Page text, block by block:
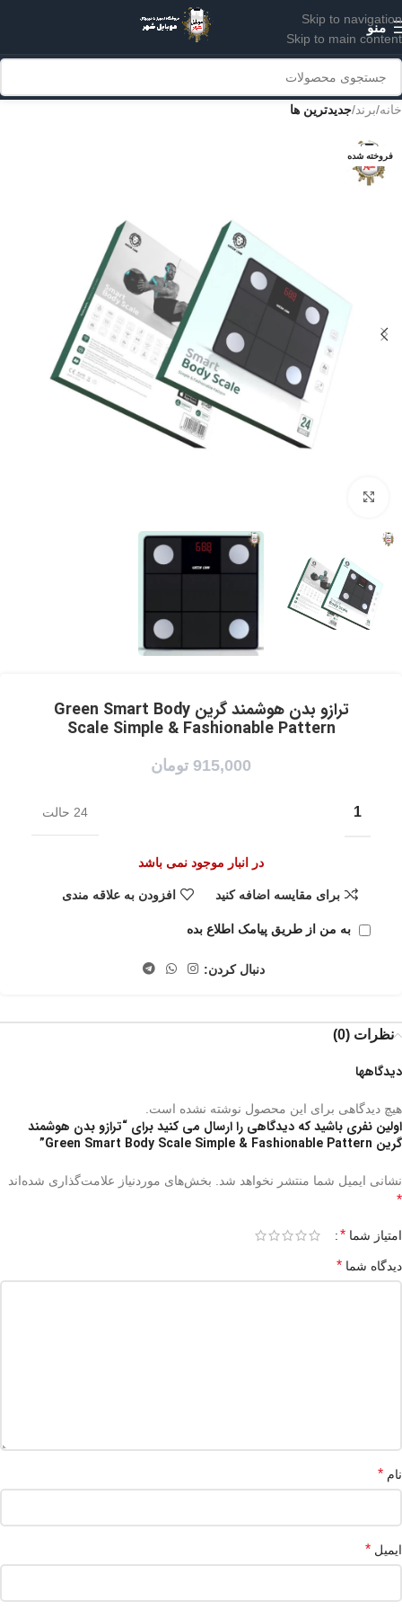
Skip to navigation
Skip to main content
منو
خانه برند جدیدترین ها
فروخته شده
ترازو بدن هوشمند گرین Green Smart Body
Scale Simple & Fashionable Pattern
915,000 تومان
1 24 حالت
در انبار موجود نمی باشد
برای مقایسه اضافه کنید افزودن به علاقه مندی
به من از طریق پیامک اطلاع بده
دنبال کردن:
نظرات (0)
دیدگاهها
هیچ دیدگاهی برای این محصول نوشته نشده است.
اولین نفری باشید که دیدگاهی را ارسال می کنید برای “ترازو بدن هوشمند
گرین Green Smart Body Scale Simple & Fashionable Pattern”
نشانی ایمیل شما منتشر نخواهد شد. بخش‌های موردنیاز علامت‌گذاری شده‌اند
*
امتیاز شما *
دیدگاه شما *
نام *
ایمیل *